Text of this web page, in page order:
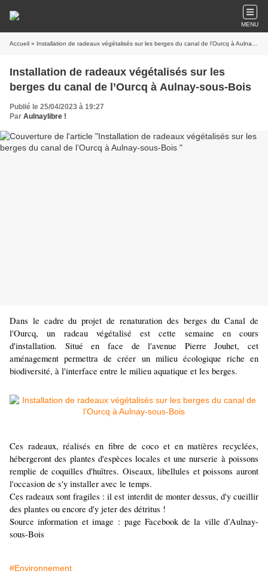
MENU
Accueil » Installation de radeaux végétalisés sur les berges du canal de l’Ourcq à Aulnay-sous-Bois
Installation de radeaux végétalisés sur les
berges du canal de l’Ourcq à Aulnay-sous-Bois
Publié le 25/04/2023 à 19:27
Par Aulnaylibre !
Dans le cadre du projet de renaturation des berges du Canal de
l'Ourcq, un radeau végétalisé est cette semaine en cours
d'installation. Situé en face de l'avenue Pierre Jouhet, cet
aménagement permettra de créer un milieu écologique riche en
biodiversité, à l'interface entre le milieu aquatique et les berges.
Ces radeaux, réalisés en fibre de coco et en matières recyclées,
hébergeront des plantes d'espèces locales et une nurserie à poissons
remplie de coquilles d'huîtres. Oiseaux, libellules et poissons auront
l'occasion de s'y installer avec le temps.
Ces radeaux sont fragiles : il est interdit de monter dessus, d'y cueillir
des plantes ou encore d'y jeter des détritus !
Source information et image : page Facebook de la ville d’Aulnay-
sous-Bois
#Environnement